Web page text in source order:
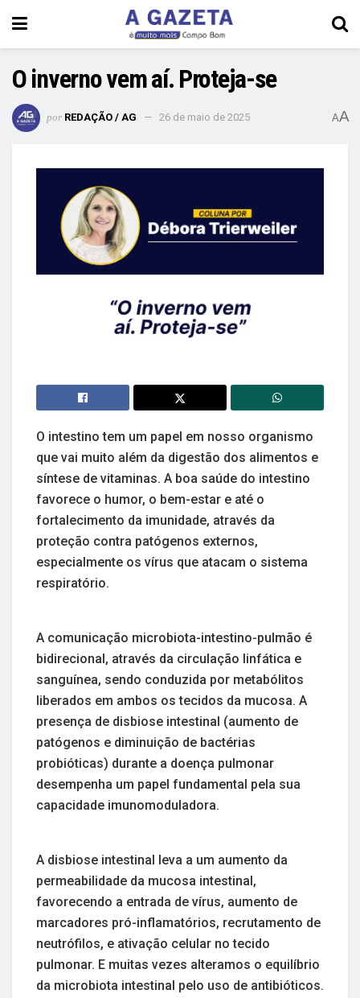
O inverno vem aí. Proteja-se
por REDAÇÃO / AG 26 de maio de 2025 AA
O intestino tem um papel em nosso organismo
que vai muito além da digestão dos alimentos e
síntese de vitaminas. A boa saúde do intestino
favorece o humor, o bem-estar e até o
fortalecimento da imunidade, através da
proteção contra patógenos externos,
especialmente os vírus que atacam o sistema
respiratório.
A comunicação microbiota-intestino-pulmão é
bidirecional, através da circulação linfática e
sanguínea, sendo conduzida por metabólitos
liberados em ambos os tecidos da mucosa. A
presença de disbiose intestinal (aumento de
patógenos e diminuição de bactérias
probióticas) durante a doença pulmonar
desempenha um papel fundamental pela sua
capacidade imunomoduladora.
A disbiose intestinal leva a um aumento da
permeabilidade da mucosa intestinal,
favorecendo a entrada de vírus, aumento de
marcadores pró-inflamatórios, recrutamento de
neutrófilos, e ativação celular no tecido
pulmonar. E muitas vezes alteramos o equilíbrio
da microbiota intestinal pelo uso de antibióticos.